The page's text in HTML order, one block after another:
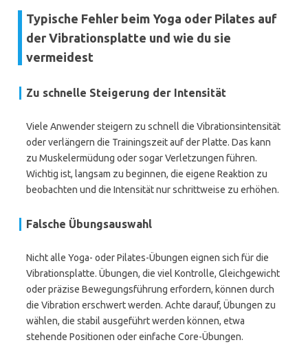
Typische Fehler beim Yoga oder Pilates auf
der Vibrationsplatte und wie du sie
vermeidest
Zu schnelle Steigerung der Intensität
Viele Anwender steigern zu schnell die Vibrationsintensität
oder verlängern die Trainingszeit auf der Platte. Das kann
zu Muskelermüdung oder sogar Verletzungen führen.
Wichtig ist, langsam zu beginnen, die eigene Reaktion zu
beobachten und die Intensität nur schrittweise zu erhöhen.
Falsche Übungsauswahl
Nicht alle Yoga- oder Pilates-Übungen eignen sich für die
Vibrationsplatte. Übungen, die viel Kontrolle, Gleichgewicht
oder präzise Bewegungsführung erfordern, können durch
die Vibration erschwert werden. Achte darauf, Übungen zu
wählen, die stabil ausgeführt werden können, etwa
stehende Positionen oder einfache Core-Übungen.